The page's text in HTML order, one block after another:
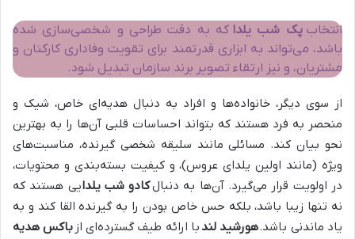
انتخاب پک شب یلدا که به دقت طراحی و شخصی‌سازی شده
باشد، می‌تواند به ابزاری قدرتمند برای تقویت وفاداری کارکنان و
مشتریان، و نیز ارتقاء تصویر برند سازمان تبدیل شود.
از سوی دیگر، خانواده‌ها و افراد به دنبال هدیه‌ای خاص، شیک و
منحصر به فرد هستند که بتواند احساسات قلبی آن‌ها را به بهترین
نحو بیان کند. مسائلی مانند سلیقه شخصی گیرنده، مناسبت‌های
ویژه (مانند اولین یلدای عروس)، و کیفیت بسته‌بندی و محتویات،
در اولویت قرار می‌گیرد. آن‌ها به دنبالکادو شب یلدایی هستند که
نه تنها زیبا باشد، بلکه حس خاص بودن را به گیرنده القا کند و به
یاد ماندنی باشد.هورشید لندبا ارائه طیف گسترده‌ای از باکس هدیه